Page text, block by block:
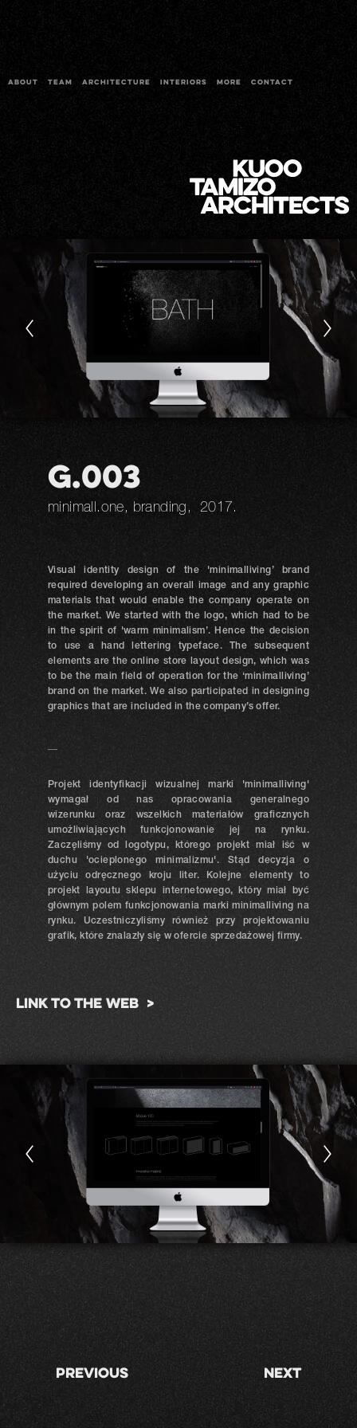
ABOUT TEAM ARCHITECTURE INTERIORS MORE CONTACT
G.003
minimall.one, branding, 2017.
Visual identity design of the 'minimalliving’ brand
required developing an overall image and any graphic
materials that would enable the company operate on
the market. We started with the logo, which had to be
in the spirit of 'warm minimalism’. Hence the decision
to use a hand lettering typeface. The subsequent
elements are the online store layout design, which was
to be the main field of operation for the ‘minimalliving’
brand on the market. We also participated in designing
graphics that are included in the company’s offer.
Projekt identyfikacji wizualnej marki 'minimalliving'
wymagał od nas opracowania generalnego
wizerunku oraz wszelkich materiałów graficznych
umożliwiających funkcjonowanie jej na rynku.
Zaczęliśmy od logotypu, którego projekt miał iść w
duchu 'ocieplonego minimalizmu'. Stąd decyzja o
użyciu odręcznego kroju liter. Kolejne elementy to
projekt layoutu sklepu internetowego, który miał być
głównym polem funkcjonowania marki minimalliving na
rynku. Uczestniczyliśmy również przy projektowaniu
grafik, które znalazły się w ofercie sprzedażowej firmy.
LINK TO THE WEB >
Previous Next